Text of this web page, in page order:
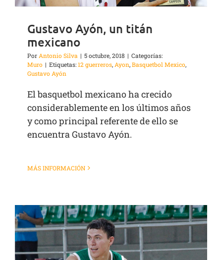
Gustavo Ayón, un titán
mexicano
PorAntonio Silva | 5 octubre, 2018 | Categorías:
Muro | Etiquetas:12 guerreros,Ayon,Basquetbol Mexico,
Gustavo Ayón
El basquetbol mexicano ha crecido
considerablemente en los últimos años
y como principal referente de ello se
encuentra Gustavo Ayón.
MÁS INFORMACIÓN